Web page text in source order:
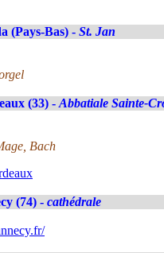
(Pays-Bas) - St. Jan
(33) - Abbatiale Sainte-
Bach
(74) - cathédrale